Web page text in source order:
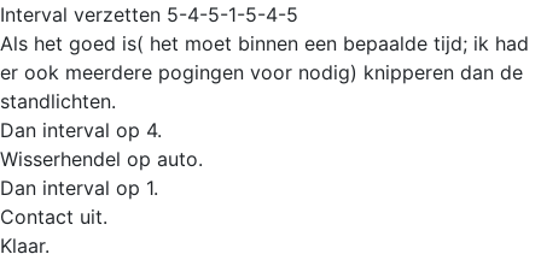
Interval verzetten 5-4-5-1-5-4-5
Als het goed is( het moet binnen een bepaalde tijd; ik had
er ook meerdere pogingen voor nodig) knipperen dan de
standlichten.
Dan interval op 4.
Wisserhendel op auto.
Dan interval op 1.
Contact uit.
Klaar.